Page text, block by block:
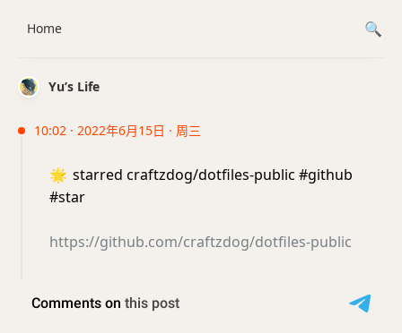
Yu’s Life
10:02 · 2022年6月15日 · 周三
🌟 starred craftzdog/dotfiles-public #github
#star
https://github.com/craftzdog/dotfiles-public
Home